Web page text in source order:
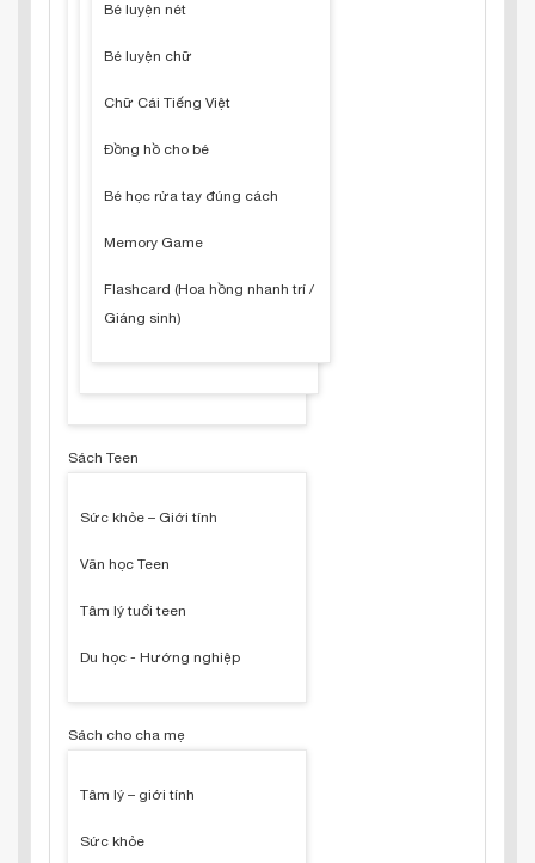
Bé luyện nét
Bé luyện chữ
Chữ Cái Tiếng Việt
Đồng hồ cho bé
Bé học rửa tay đúng cách
Memory Game
Flashcard (Hoa hồng nhanh trí /
Giáng sinh)
Sách Teen
Sức khỏe – Giới tính
Văn học Teen
Tâm lý tuổi teen
Du học - Hướng nghiệp
Sách cho cha mẹ
Tâm lý – giới tính
Sức khỏe